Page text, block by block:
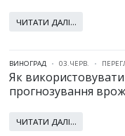
ЧИТАТИ ДАЛІ...
ВИНОГРАД 03.ЧЕРВ.
Як
прогнозування
ЧИТАТИ ДАЛІ...